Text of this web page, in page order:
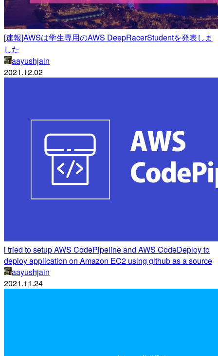
[速報]AWSは学生専用のAWS DeepRacerStudentを発表しま
した
aayushjain
2021.12.02
i tried to setup AWS CodePipeline and AWS CodeDeploy to
deploy application on Amazon EC2 using github as a source
aayushjain
2021.11.24